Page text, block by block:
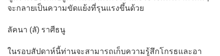
จะกลายเป็นความขัดแย้งที่รุนแรงขึ้นด้วย
ลัคนา (ลั) ราศีธนู
ในรอบสัปดาห์นี้ท่านจะสามารถเก็บความรู้สึกโกรธและอา